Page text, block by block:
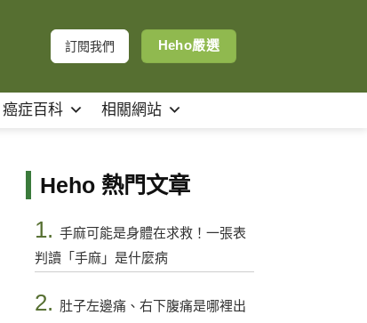
訂閱我們 Heho嚴選
癌症百科 相關網站
Heho 熱門文章
1. 手麻可能是身體在求救！一張表
判讀「手麻」是什麼病
2. 肚子左邊痛、右下腹痛是哪裡出